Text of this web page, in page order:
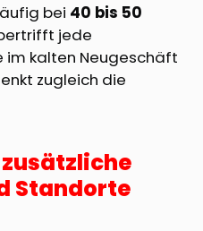
bei 40 bis 50
jede
kalten Neugeschäft
zugleich die
Standorte